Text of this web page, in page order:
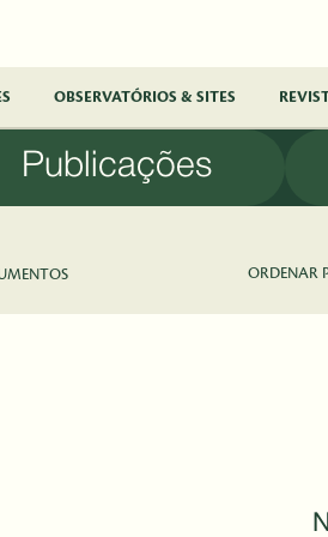
OBSERVATÓRIOS & SITES
Publicações
ORDENAR